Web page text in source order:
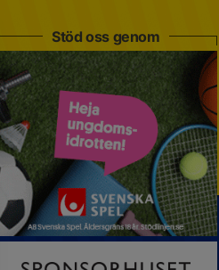
Stöd oss genom